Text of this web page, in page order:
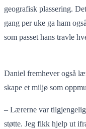
geografisk plassering.
gang per uke ga ham
som passet hans travle
Daniel fremhever også
skape et miljø som
– Lærerne var
støtte. Jeg fikk hjelp ut